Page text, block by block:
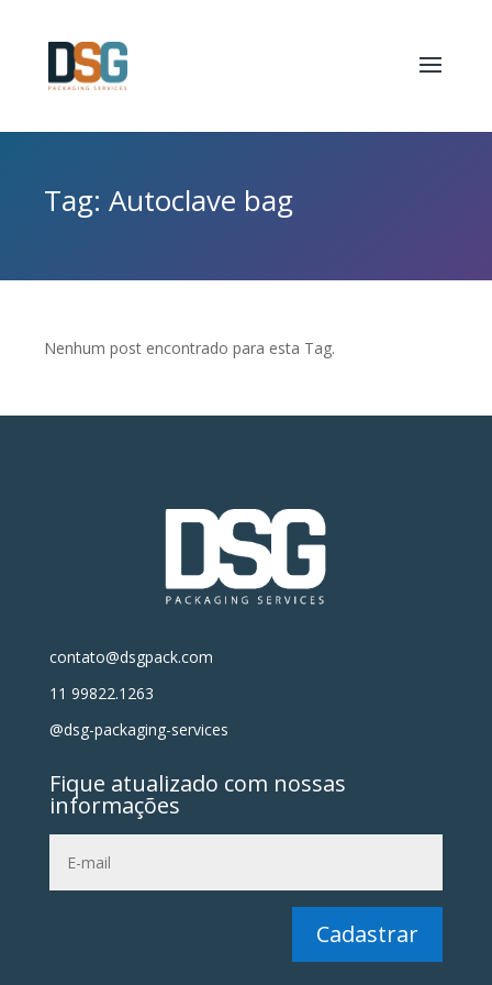
Tag: Autoclave bag
Nenhum post encontrado para esta Tag.
contato@dsgpack.com
11 99822.1263
@dsg-packaging-services
Fique atualizado com nossas
informações
Cadastrar